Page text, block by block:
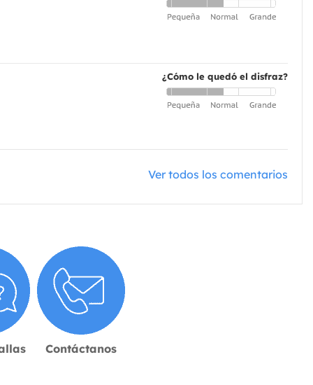
¿Cómo le quedó el disfraz?
Ver todos los comentarios
Contáctanos